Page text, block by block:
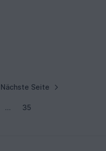
Nächste Seite
… 35